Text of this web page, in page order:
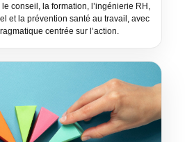
conseil, la formation, l’ingénierie RH,
et la prévention santé au travail, avec
centrée sur l’action.